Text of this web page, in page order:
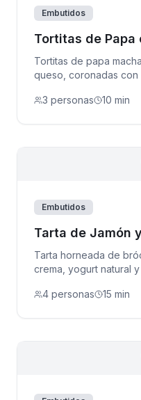
Embutidos
Tortitas de Papa
Tortitas de papa
queso, coronadas
3 personas 10 min
Embutidos
Tarta de Jamón
Tarta horneada de
crema, yogurt natural
4 personas 15 min